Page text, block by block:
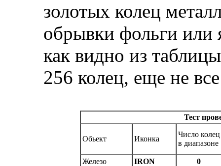
золотых колец
обрывки фольги
как видно из
256 колец, еще не
Тест
Обьект Иконка
Число колец
в диапазоне
Железо IRON 0